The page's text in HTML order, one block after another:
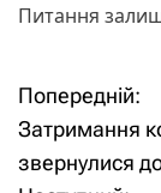
Питання
Н
а
Попередній:
Затримання
звернулися